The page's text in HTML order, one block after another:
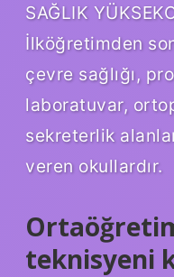
SAĞLIK
İlköğretimden
çevre sağlığı,
laboratuvar,
sekreterlik
veren okullardır.
teknisyeni